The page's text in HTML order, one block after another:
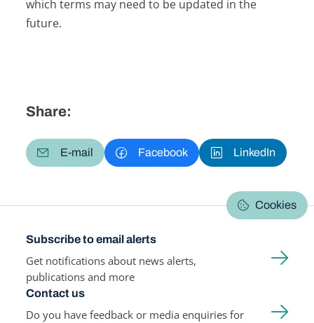
which terms may need to be updated in the
future.
Share:
E-mail Facebook LinkedIn
Cookies
Subscribe to email alerts
Get notifications about news alerts,
publications and more
Contact us
Do you have feedback or media enquiries for